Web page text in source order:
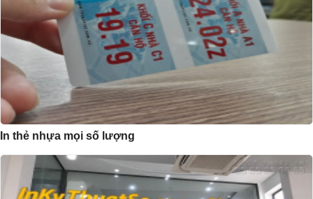
In thẻ nhựa mọi số lượng